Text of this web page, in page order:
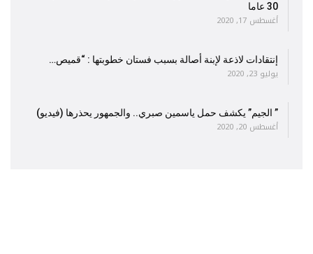
30 عاما
أغسطس 17, 2020
إنتقادات لاذعة لإبنة أصالة بسبب فستان خطوبتها : “قميص…
يوليو 23, 2020
” الجيم” يكشف حمل ياسمين صبري.. والجمهور يحذرها (فيديو)
أغسطس 20, 2020